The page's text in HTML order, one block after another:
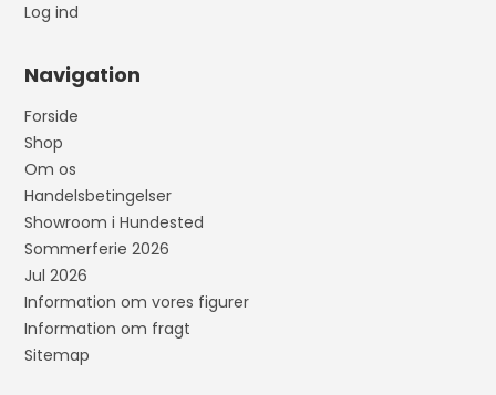
Log ind
Navigation
Forside
Shop
Om os
Handelsbetingelser
Showroom i Hundested
Sommerferie 2026
Jul 2026
Information om vores figurer
Information om fragt
Sitemap